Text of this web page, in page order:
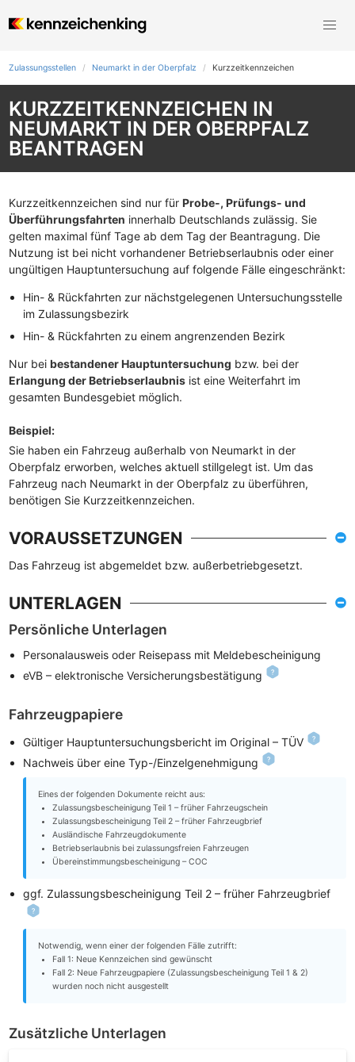
Zulassungsstellen Neumarkt in der Oberpfalz Kurzzeit­kennzeichen
KURZZEITKENNZEICHEN IN
NEUMARKT IN DER OBERPFALZ
BEANTRAGEN
Kurzzeitkennzeichen sind nur für Probe-, Prüfungs- und
Überführungsfahrten innerhalb Deutschlands zulässig. Sie
gelten maximal fünf Tage ab dem Tag der Beantragung. Die
Nutzung ist bei nicht vorhandener Betriebserlaubnis oder einer
ungültigen Hauptuntersuchung auf folgende Fälle eingeschränkt:
Hin- & Rückfahrten zur nächstgelegenen Untersuchungsstelle
im Zulassungsbezirk
Hin- & Rückfahrten zu einem angrenzenden Bezirk
Nur bei bestandener Hauptuntersuchung bzw. bei der
Erlangung der Betriebserlaubnis ist eine Weiterfahrt im
gesamten Bundesgebiet möglich.
Beispiel:
Sie haben ein Fahrzeug außerhalb von Neumarkt in der
Oberpfalz erworben, welches aktuell stillgelegt ist. Um das
Fahrzeug nach Neumarkt in der Oberpfalz zu überführen,
benötigen Sie Kurzzeitkennzeichen.
VORAUSSETZUNGEN
Das Fahrzeug ist abgemeldet bzw. außerbetriebgesetzt.
UNTERLAGEN
Persönliche Unterlagen
Personalausweis oder Reisepass mit Meldebescheinigung
eVB – elektronische Versicherungsbestätigung
Fahrzeugpapiere
Gültiger Hauptuntersuchungsbericht im Original – TÜV
Nachweis über eine Typ-/Einzelgenehmigung
Eines der folgenden Dokumente reicht aus:
Zulassungsbescheinigung Teil 1 – früher Fahrzeugschein
Zulassungsbescheinigung Teil 2 – früher Fahrzeugbrief
Ausländische Fahrzeugdokumente
Betriebserlaubnis bei zulassungsfreien Fahrzeugen
Übereinstimmungsbescheinigung – COC
ggf. Zulassungsbescheinigung Teil 2 – früher Fahrzeugbrief
Notwendig, wenn einer der folgenden Fälle zutrifft:
Fall 1: Neue Kennzeichen sind gewünscht
Fall 2: Neue Fahrzeugpapiere (Zulassungsbescheinigung Teil 1 & 2)
wurden noch nicht ausgestellt
Zusätzliche Unterlagen